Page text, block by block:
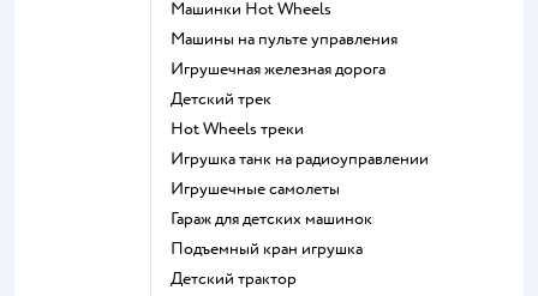
Машинки Hot Wheels
Машины на пульте управления
Игрушечная железная дорога
Детский трек
Hot Wheels треки
Игрушка танк на радиоуправлении
Игрушечные самолеты
Гараж для детских машинок
Подъемный кран игрушка
Детский трактор